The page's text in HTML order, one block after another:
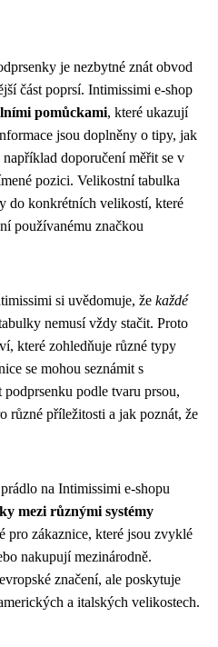
je nezbytné znát obvod
část poprsí. Intimissimi e-shop
pomůckami, které ukazují
jsou doplněny o tipy, jak
doporučení měřit se v
pozici. Velikostní tabulka
do konkrétních velikostí, které
používanému značkou
si uvědomuje, že každé
nemusí vždy stačit. Proto
které zohledňuje různé typy
se mohou seznámit s
podle tvaru prsou,
různé příležitosti a jak poznát, že
na Intimissimi e-shopu
mezi různými systémy
pro zákaznice, které jsou zvyklé
nakupují mezinárodně.
značení, ale poskytuje
a italských velikostech.